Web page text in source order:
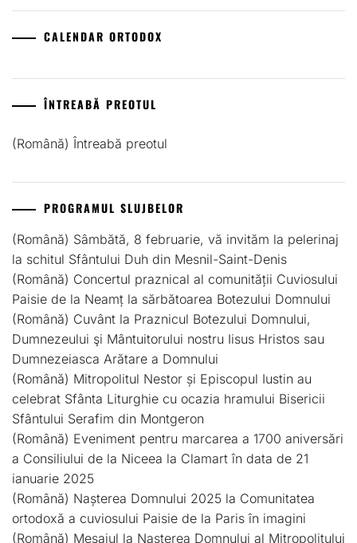
CALENDAR ORTODOX
ÎNTREABĂ PREOTUL
(Română) Întreabă preotul
PROGRAMUL SLUJBELOR
(Română) Sâmbătă, 8 februarie, vă invităm la pelerinaj
la schitul Sfântului Duh din Mesnil-Saint-Denis
(Română) Concertul praznical al comunității Cuviosului
Paisie de la Neamț la sărbătoarea Botezului Domnului
(Română) Cuvânt la Praznicul Botezului Domnului,
Dumnezeului şi Mântuitorului nostru Iisus Hristos sau
Dumnezeiasca Arătare a Domnului
(Română) Mitropolitul Nestor și Episcopul Iustin au
celebrat Sfânta Liturghie cu ocazia hramului Bisericii
Sfântului Serafim din Montgeron
(Română) Eveniment pentru marcarea a 1700 aniversări
a Consiliului de la Niceea la Clamart în data de 21
ianuarie 2025
(Română) Nașterea Domnului 2025 la Comunitatea
ortodoxă a cuviosului Paisie de la Paris în imagini
(Română) Mesajul la Nașterea Domnului al Mitropolitului